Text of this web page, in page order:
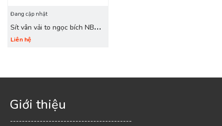
Đang cập nhật
Sít vân vải to ngọc bích NB
301 trắng
Liên hệ
Giới thiệu
-----------------------------------------